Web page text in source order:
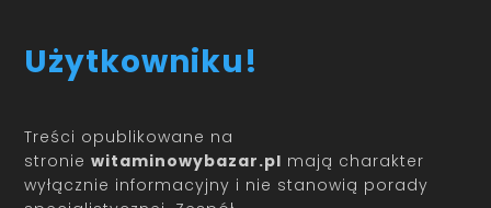
Użytkowniku!
Treści opublikowane na
stroniewitaminowybazar.pl mają charakter
wyłącznie informacyjny i nie stanowią porady